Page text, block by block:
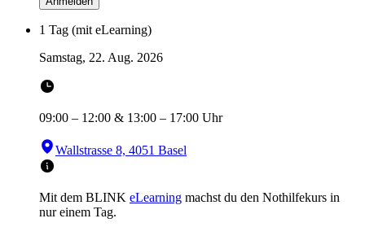
1 Tag (mit eLearning)
Samstag, 22. Aug. 2026
09:00 – 12:00 & 13:00 – 17:00 Uhr
Wallstrasse 8, 4051 Basel
Mit dem BLINK eLearning machst du den Nothilfekurs in
nur einem Tag.